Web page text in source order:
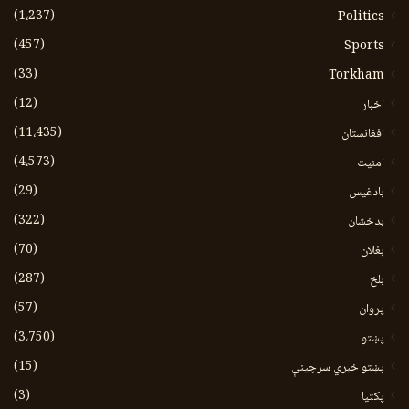
Politics
(1،237)
Sports
(457)
Torkham
(33)
اخبار
(12)
افغانستان
(11،435)
امنیت
(4،573)
بادغیس
(29)
بدخشان
(322)
بغلان
(70)
بلخ
(287)
پروان
(57)
پښتو
(3،750)
پښتو خبري سرچينې
(15)
پکتيا
(3)